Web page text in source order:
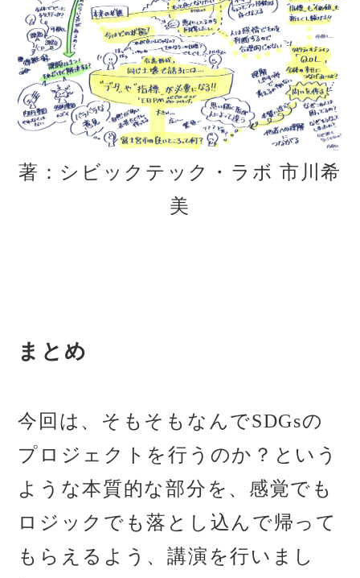
著：シビックテック・ラボ 市川希
美
まとめ
今回は、そもそもなんでSDGsの
プロジェクトを行うのか？という
ような本質的な部分を、感覚でも
ロジックでも落とし込んで帰って
もらえるよう、講演を行いまし